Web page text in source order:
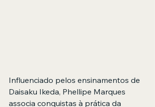
Influenciado pelos ensinamentos de
Daisaku Ikeda, Phellipe Marques
associa conquistas à prática da